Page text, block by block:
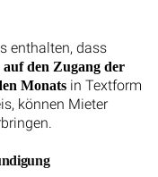
enthalten, dass
auf den Zugang der
Monats in Textform
können Mieter